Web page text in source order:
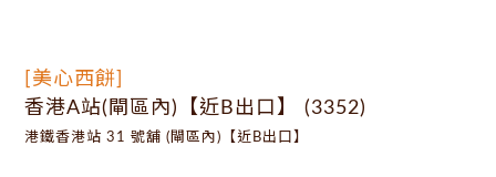
[美心西餅]
香港A站(閘區內)【近B出口】 (3352)
港鐵香港站 31 號舖 (閘區內)【近B出口】